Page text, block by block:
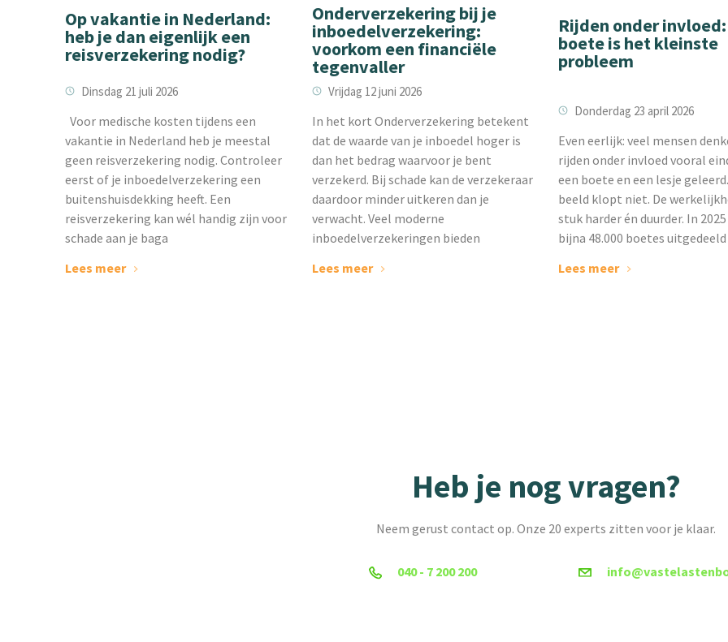
Op vakantie in Nederland:
heb je dan eigenlijk een
reisverzekering nodig?
Dinsdag 21 juli 2026
Voor medische kosten tijdens een
vakantie in Nederland heb je meestal
geen reisverzekering nodig. Controleer
eerst of je inboedelverzekering een
buitenshuisdekking heeft. Een
reisverzekering kan wél handig zijn voor
schade aan je baga
Lees meer
Onderverzekering bij je
inboedelverzekering:
voorkom een financiële
tegenvaller
Vrijdag 12 juni 2026
‌In het kort Onderverzekering betekent
dat de waarde van je inboedel hoger is
dan het bedrag waarvoor je bent
verzekerd. Bij schade kan de verzekeraar
daardoor minder uitkeren dan je
verwacht. Veel moderne
inboedelverzekeringen bieden
Lees meer
Rijden onder
boete is het kleinste
probleem
Donderdag 23 april 2026
‌Even eerlijk: veel mensen
rijden onder invloed vooral
een boete en een lesje
beeld klopt niet. De
stuk harder én duurder. In
bijna 48.000 boetes
Lees meer
Heb je nog vragen?
Neem gerust contact op. Onze 20 experts zitten voor je klaar.
040 - 7 200 200